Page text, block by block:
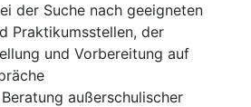
der Suche nach geeigneten
Praktikumsstellen, der
und Vorbereitung auf
außerschulischer